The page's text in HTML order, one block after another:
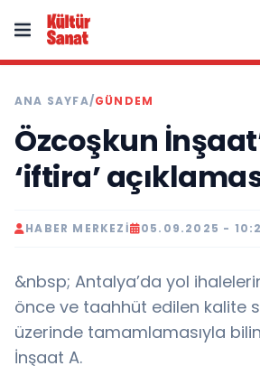
ANA SAYFA/GÜNDEM
Özcoşkun
‘iftira’
HABER MERKEZI 05.09.2025 -
&nbsp; Antalya’da yol
önce ve taahhüt edilen kalite
üzerinde tamamlamasıyla
İnşaat A.